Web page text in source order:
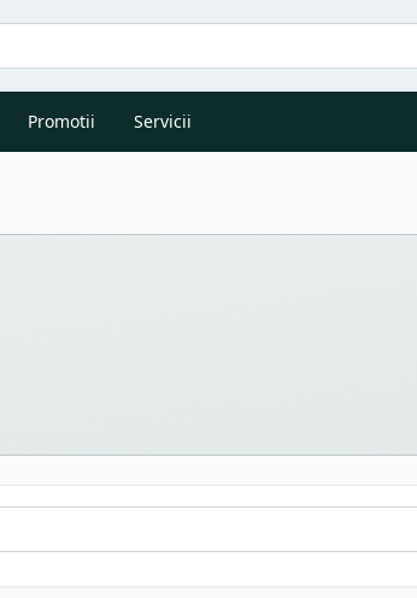
Promotii Servicii